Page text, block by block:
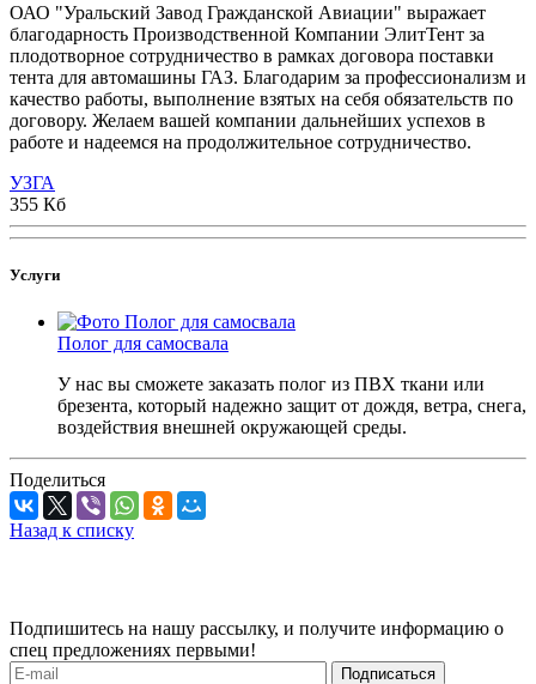
ОАО "Уральский Завод Гражданской Авиации" выражает
благодарность Производственной Компании ЭлитТент за
плодотворное сотрудничество в рамках договора поставки
тента для автомашины ГАЗ. Благодарим за профессионализм и
качество работы, выполнение взятых на себя обязательств по
договору. Желаем вашей компании дальнейших успехов в
работе и надеемся на продолжительное сотрудничество.
УЗГА
355 Кб
Услуги
Полог для самосвала
У нас вы сможете заказать полог из ПВХ ткани или
брезента, который надежно защит от дождя, ветра, снега,
воздействия внешней окружающей среды.
Поделиться
Назад к списку
Подпишитесь на нашу рассылку, и получите информацию о
спец предложениях первыми!